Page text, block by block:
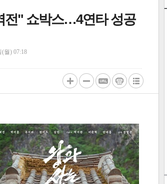
전" 쇼박스…4연타 성공
(월) 07:18